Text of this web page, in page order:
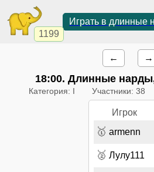
1199
Играть в длинные
← →
18:00. Длинные
Категория: I Участники: 38
Игрок
🥇 armenn
🥈 Лулу111